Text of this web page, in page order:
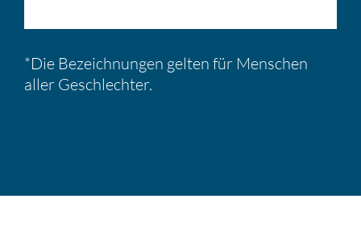
*Die Bezeich­nungen gelten für Menschen
aller Geschlechter.